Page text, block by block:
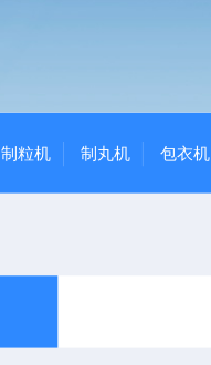
制粒机 制丸机 包衣机